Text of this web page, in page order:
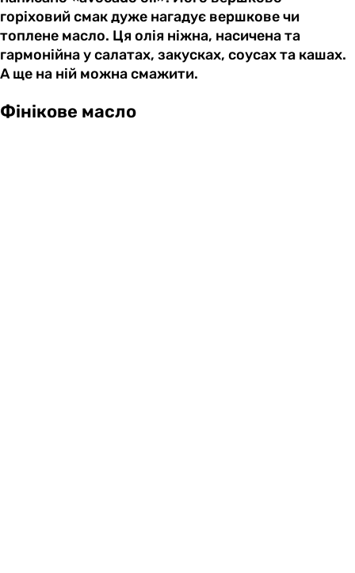
горіховий смак дуже нагадує вершкове чи
топлене масло. Ця олія ніжна, насичена та
гармонійна у салатах, закусках, соусах та кашах.
А ще на ній можна смажити.
Фінікове масло